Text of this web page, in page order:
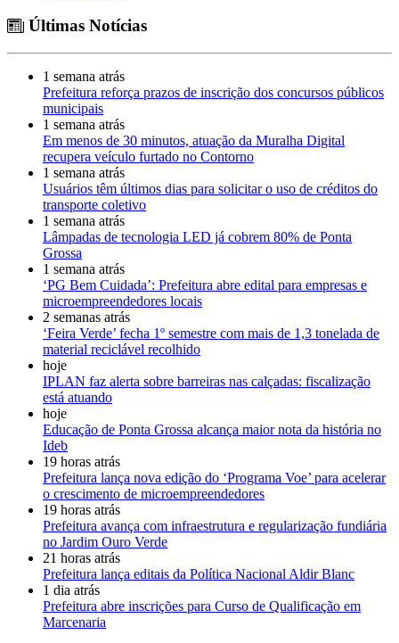
Últimas Notícias
1 semana atrás
Prefeitura reforça prazos de inscrição dos concursos públicos
municipais
1 semana atrás
Em menos de 30 minutos, atuação da Muralha Digital
recupera veículo furtado no Contorno
1 semana atrás
Usuários têm últimos dias para solicitar o uso de créditos do
transporte coletivo
1 semana atrás
Lâmpadas de tecnologia LED já cobrem 80% de Ponta
Grossa
1 semana atrás
‘PG Bem Cuidada’: Prefeitura abre edital para empresas e
microempreendedores locais
2 semanas atrás
‘Feira Verde’ fecha 1º semestre com mais de 1,3 tonelada de
material reciclável recolhido
hoje
IPLAN faz alerta sobre barreiras nas calçadas: fiscalização
está atuando
hoje
Educação de Ponta Grossa alcança maior nota da história no
Ideb
19 horas atrás
Prefeitura lança nova edição do ‘Programa Voe’ para acelerar
o crescimento de microempreendedores
19 horas atrás
Prefeitura avança com infraestrutura e regularização fundiária
no Jardim Ouro Verde
21 horas atrás
Prefeitura lança editais da Política Nacional Aldir Blanc
1 dia atrás
Prefeitura abre inscrições para Curso de Qualificação em
Marcenaria